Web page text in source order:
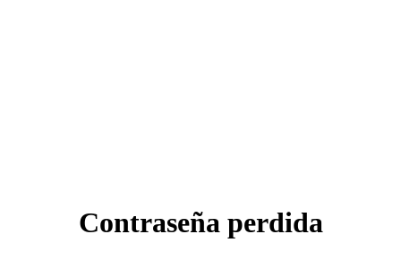
Contraseña perdida